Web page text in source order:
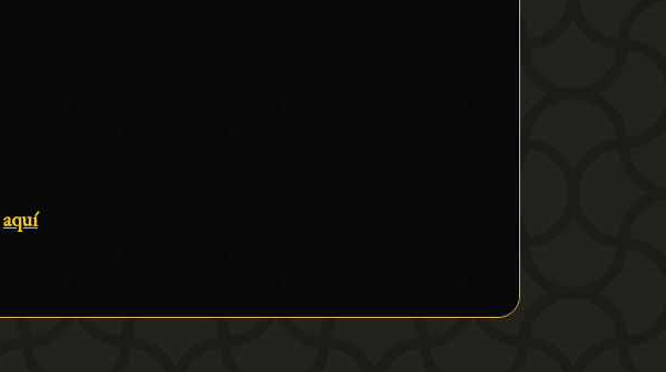
aquí